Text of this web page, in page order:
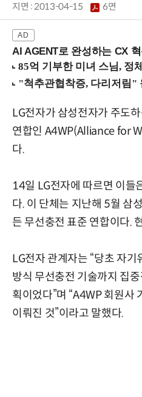
지면 :2013-04-15 6면
AI AGENT로 완성하는 CX
LG전자가 삼성전자가 주도
연합인 A4WP(Alliance for
다.
14일 LG전자에 따르면 이들
다. 이 단체는 지난해 5월 삼
든 무선충전 표준 연합이다.
LG전자 관계자는 “당초 자
방식 무선충전 기술까지 집
획이었다”며 “A4WP 회원사
이뤄진 것”이라고 말했다.